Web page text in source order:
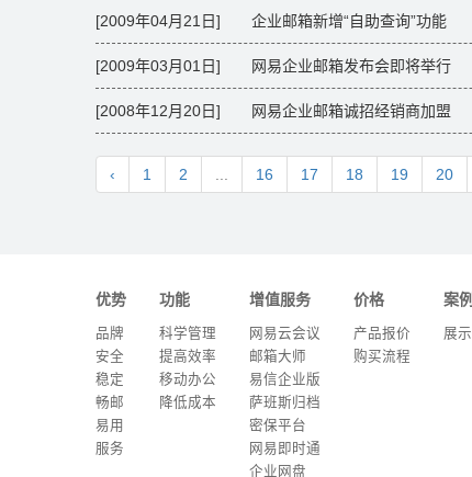
[2009年04月21日] 企业邮箱新增“自助查询”功能
[2009年03月01日] 网易企业邮箱发布会即将举行
[2008年12月20日] 网易企业邮箱诚招经销商加盟
‹ 1 2 16 17 18 19 20
优势
品牌
安全
稳定
畅邮
易用
服务
功能
科学管理
提高效率
移动办公
降低成本
增值服务
网易云会议
邮箱大师
易信企业版
萨班斯归档
密保平台
网易即时通
企业网盘
价格
产品报价
购买流程
案例
展示